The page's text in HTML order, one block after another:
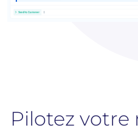
Pilotez votre